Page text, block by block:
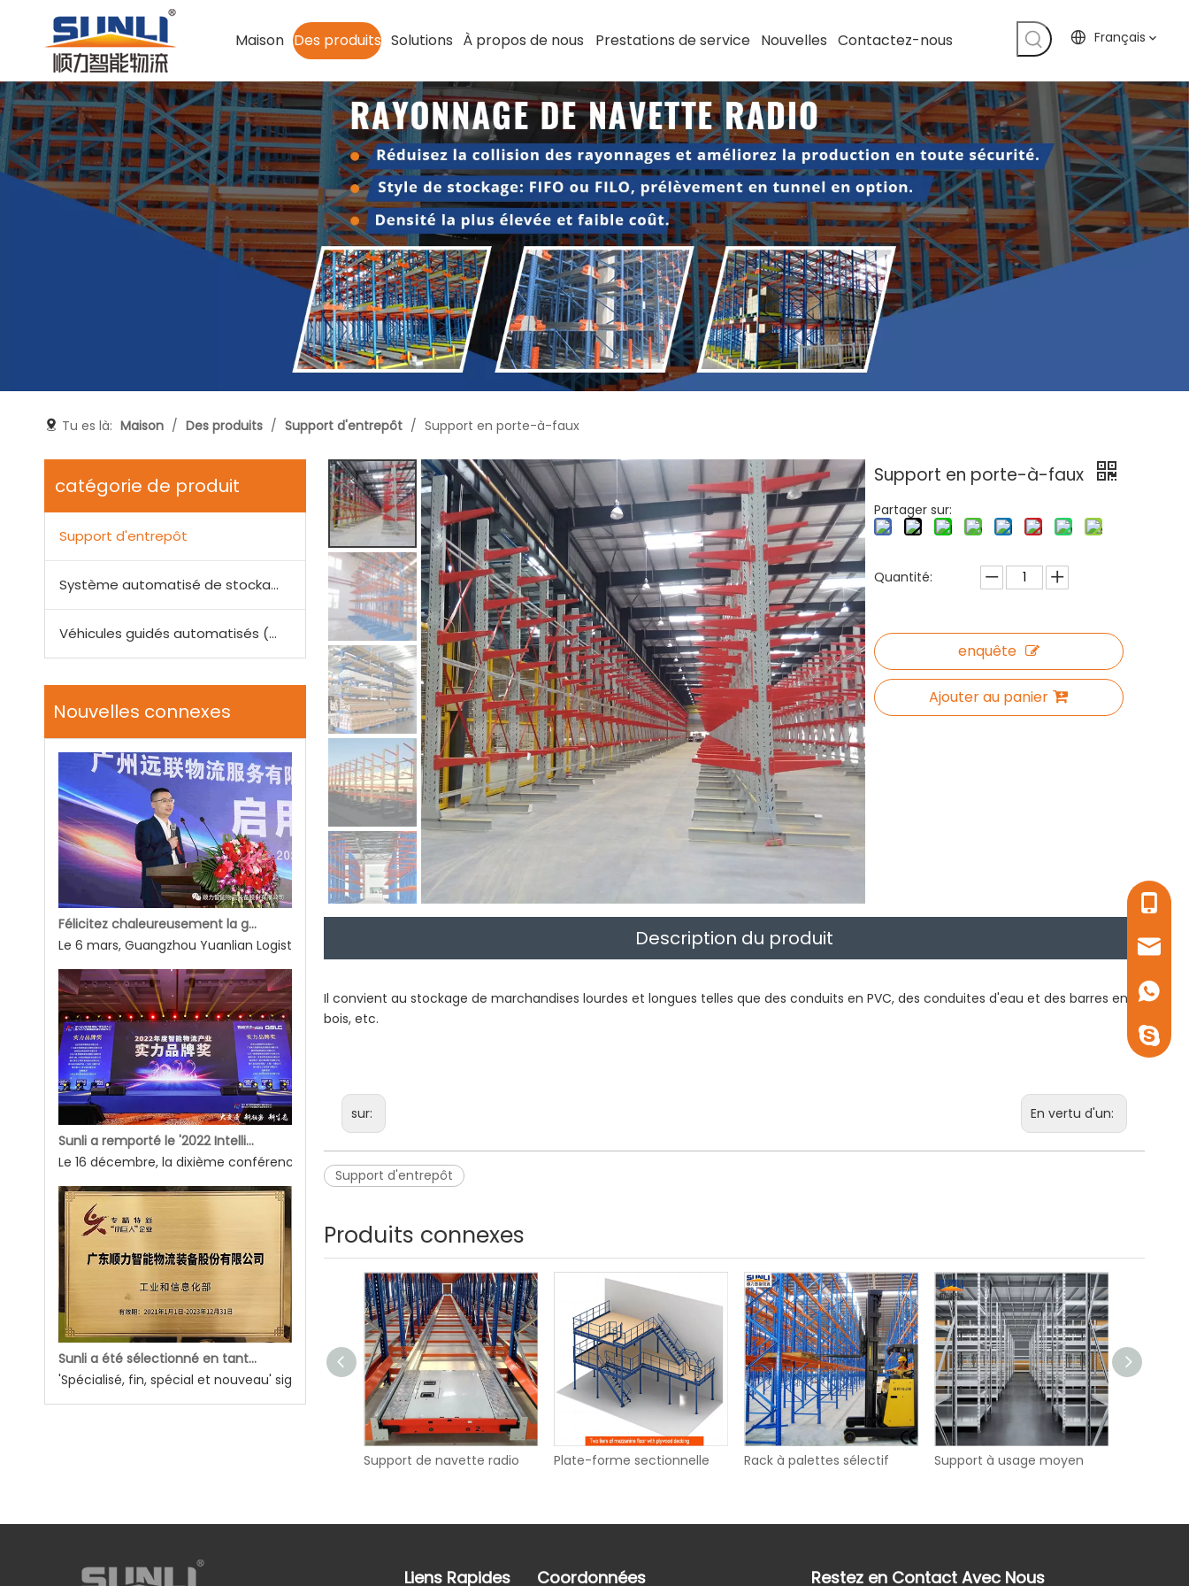
Maison Des produits Solutions À propos de nous Prestations de service Nouvelles Contactez-nous Français
Tu es là: Maison / Des produits / Support d'entrepôt / Support en porte-à-faux
catégorie de produit
Support d'entrepôt
Système automatisé de stockage et de récupération (ASRS)
Véhicules guidés automatisés (AGV)
Nouvelles connexes
Félicitez chaleureusement la grande cérémonie d'ouverture de l'entrepôt de la phase II de l'automatisation intelligente de Yuanlian Logistics.
Le 6 mars, Guangzhou Yuanlian Logistics Service Co., Ltd. a organisé une grande cérémonie d'ouverture de l'entrepôt de phase II d'automatisation intelligente dans le parc
Sunli a remporté le '2022 Intelligent Logistics Industry Strength Brand Award'
Le 16 décembre, la dixième conférence mondiale sur le développement de l'industrie de la logistique intelligente et la conférence annuelle 2022 des entrepreneurs mondiaux
Sunli a été sélectionné en tant que nouvelle entreprise spéciale nationale 'Little Giant'
'Spécialisé, fin, spécial et nouveau' signifie que l'entreprise a les caractéristiques de développement de la spécialisation, du raffinement, de la spécialité et de la nouveauté.Les
Support en porte-à-faux
Partager sur:
Quantité:
enquête
Ajouter au panier
Description du produit
Il convient au stockage de marchandises lourdes et longues telles que des conduits en PVC, des conduites d'eau et des barres en
bois, etc.
sur: En vertu d'un:
Support d'entrepôt
Produits connexes
Support de navette radio Plate-forme sectionnelle Rack à palettes sélectif Support à usage moyen
Liens Rapides Coordonnées
+86-
+86-
+86-
Restez en Contact Avec Nous